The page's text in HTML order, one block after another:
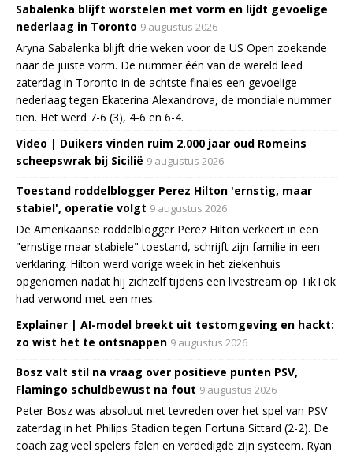
Sabalenka blijft worstelen met vorm en lijdt gevoelige
nederlaag in Toronto 9 augustus 2026
Aryna Sabalenka blijft drie weken voor de US Open zoekende
naar de juiste vorm. De nummer één van de wereld leed
zaterdag in Toronto in de achtste finales een gevoelige
nederlaag tegen Ekaterina Alexandrova, de mondiale nummer
tien. Het werd 7-6 (3), 4-6 en 6-4.
Video | Duikers vinden ruim 2.000 jaar oud Romeins
scheepswrak bij Sicilië 9 augustus 2026
Toestand roddelblogger Perez Hilton 'ernstig, maar
stabiel', operatie volgt 9 augustus 2026
De Amerikaanse roddelblogger Perez Hilton verkeert in een
"ernstige maar stabiele" toestand, schrijft zijn familie in een
verklaring. Hilton werd vorige week in het ziekenhuis
opgenomen nadat hij zichzelf tijdens een livestream op TikTok
had verwond met een mes.
Explainer | AI-model breekt uit testomgeving en hackt:
zo wist het te ontsnappen 9 augustus 2026
Bosz valt stil na vraag over positieve punten PSV,
Flamingo schuldbewust na fout 9 augustus 2026
Peter Bosz was absoluut niet tevreden over het spel van PSV
zaterdag in het Philips Stadion tegen Fortuna Sittard (2-2). De
coach zag veel spelers falen en verdedigde zijn systeem. Ryan